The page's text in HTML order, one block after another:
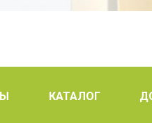
КАТАЛОГ